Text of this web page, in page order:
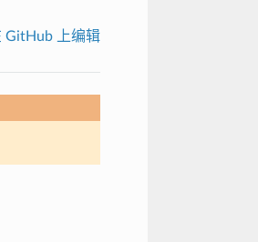
GitHub 上编辑